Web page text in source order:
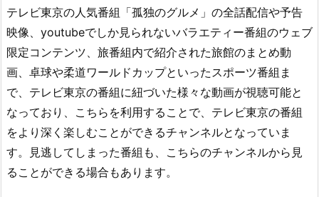
テレビ東京の人気番組「孤独のグルメ」の全話配信や予告
映像、youtubeでしか見られないバラエティー番組のウェブ
限定コンテンツ、旅番組内で紹介された旅館のまとめ動
画、卓球や柔道ワールドカップといったスポーツ番組ま
で、テレビ東京の番組に紐づいた様々な動画が視聴可能と
なっており、こちらを利用することで、テレビ東京の番組
をより深く楽しむことができるチャンネルとなっていま
す。見逃してしまった番組も、こちらのチャンネルから見
ることができる場合もあります。